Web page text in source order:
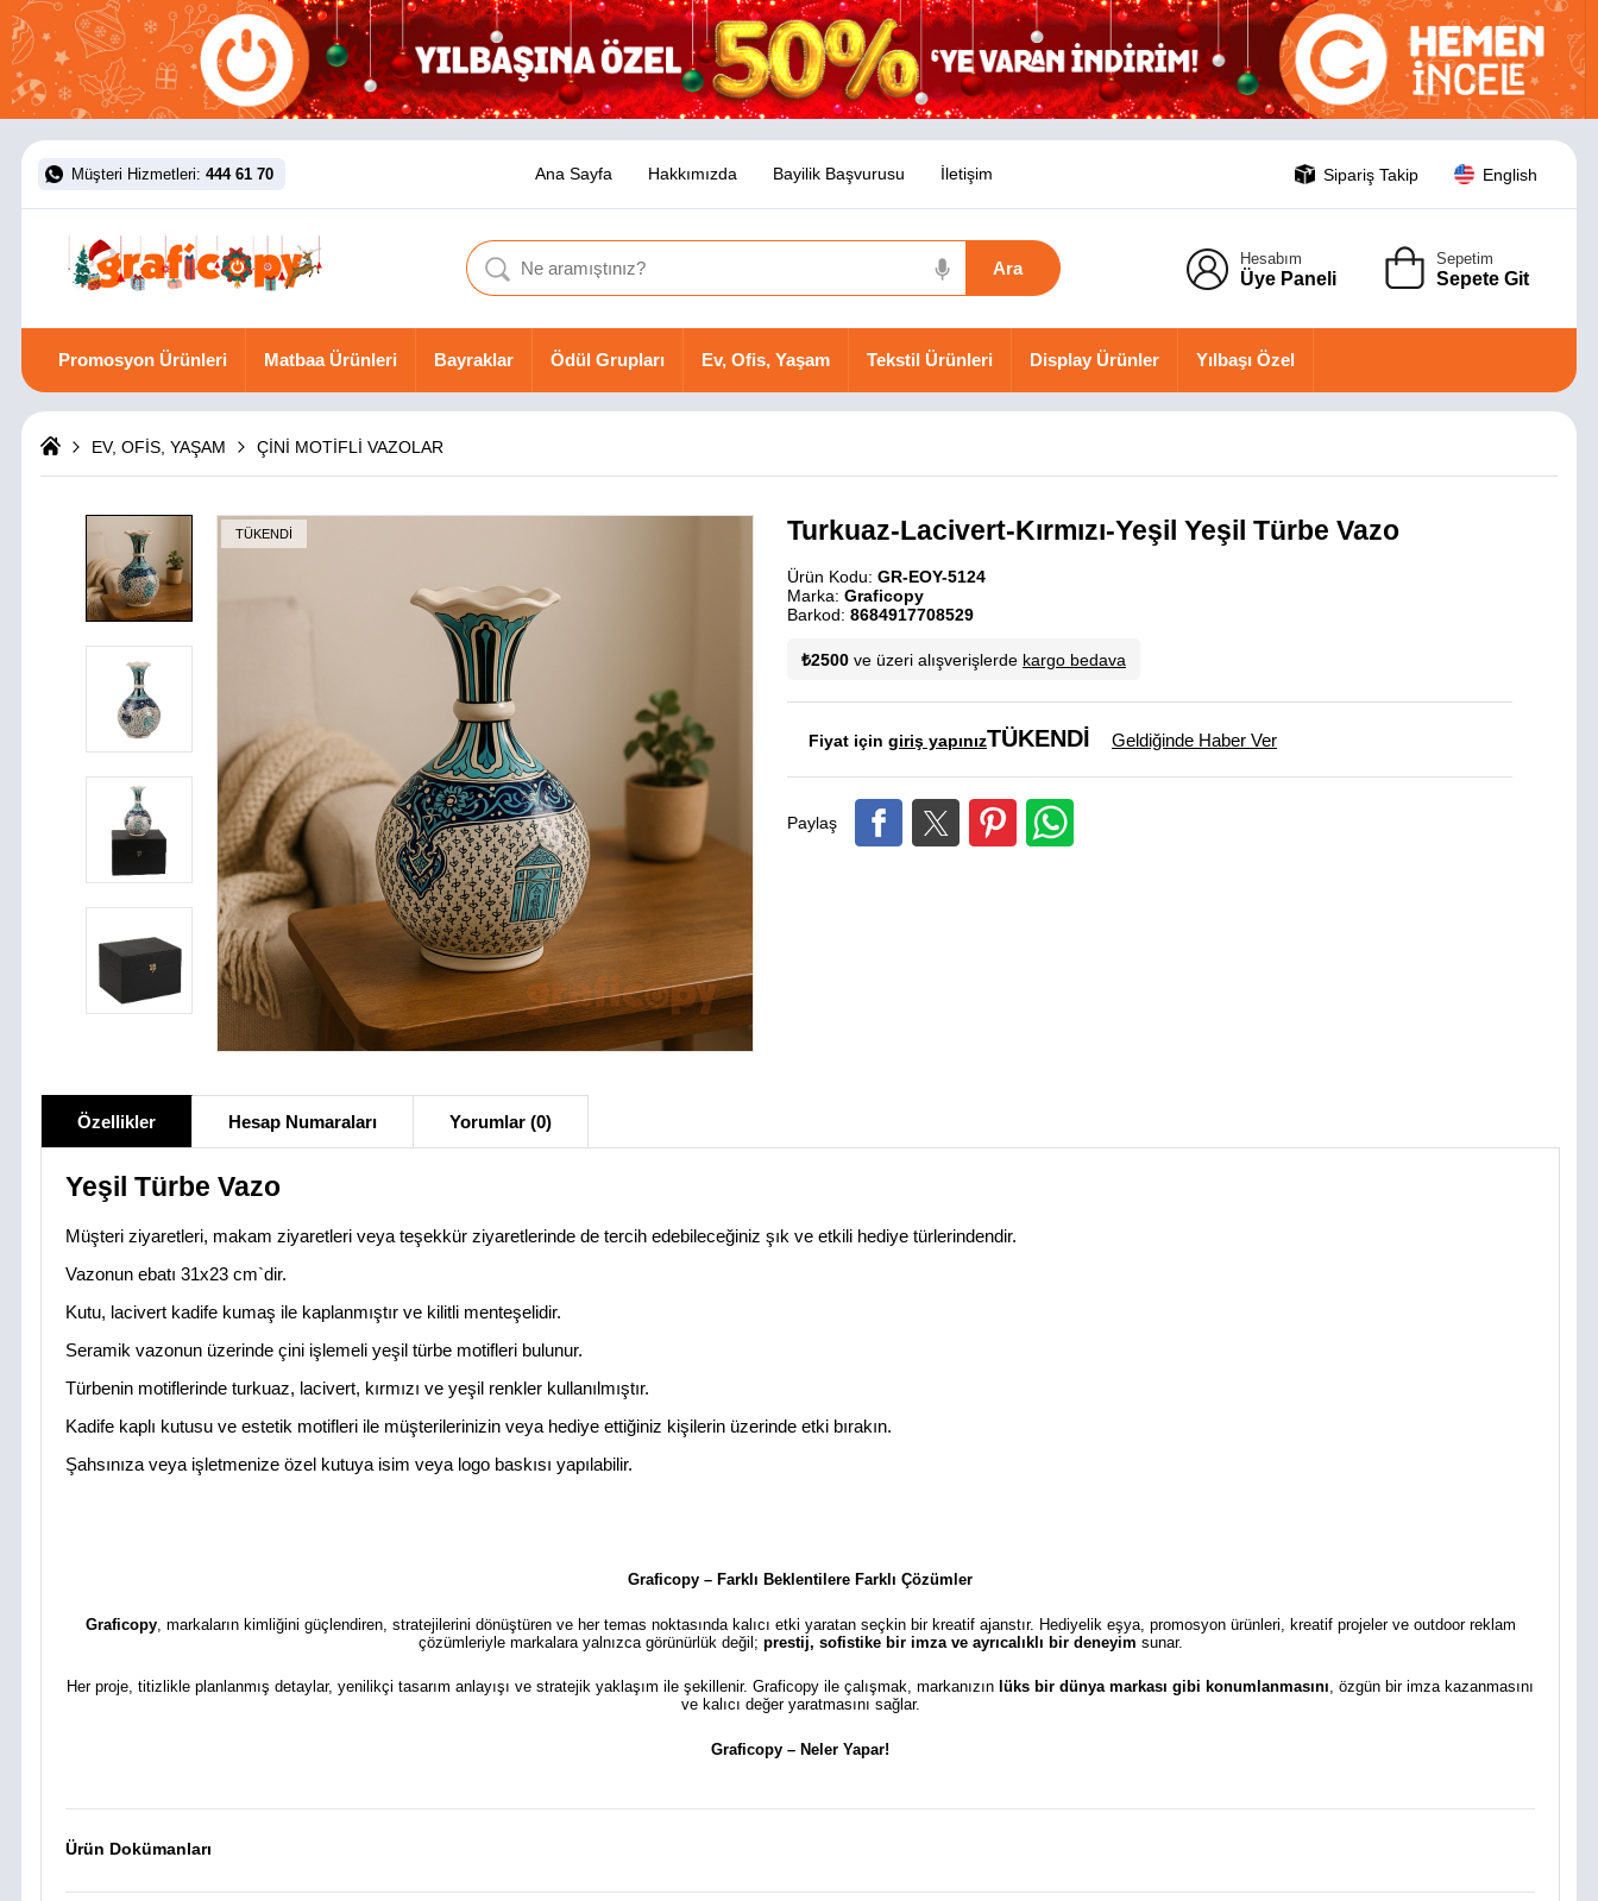
Müşteri Hizmetleri: 444 61 70 Ana Sayfa Hakkımızda Bayilik Başvurusu İletişim Sipariş Takip English
Hesabım
Üye Paneli
Sepetim
Sepete Git
Promosyon Ürünleri Matbaa Ürünleri Bayraklar Ödül Grupları Ev, Ofis, Yaşam Tekstil Ürünleri Display Ürünler Yılbaşı Özel
EV, OFİS, YAŞAM ÇİNİ MOTİFLİ VAZOLAR
TÜKENDİ Turkuaz-Lacivert-Kırmızı-Yeşil Yeşil Türbe Vazo
Ürün Kodu: GR-EOY-5124
Marka: Graficopy
Barkod: 8684917708529
₺2500 ve üzeri alışverişlerde kargo bedava
Fiyat için giriş yapınızTÜKENDİ Geldiğinde Haber Ver
Paylaş
Özellikler Hesap Numaraları Yorumlar (0)
Yeşil Türbe Vazo
Müşteri ziyaretleri, makam ziyaretleri veya teşekkür ziyaretlerinde de tercih edebileceğiniz şık ve etkili hediye türlerindendir.
Vazonun ebatı 31x23 cm`dir.
Kutu, lacivert kadife kumaş ile kaplanmıştır ve kilitli menteşelidir.
Seramik vazonun üzerinde çini işlemeli yeşil türbe motifleri bulunur.
Türbenin motiflerinde turkuaz, lacivert, kırmızı ve yeşil renkler kullanılmıştır.
Kadife kaplı kutusu ve estetik motifleri ile müşterilerinizin veya hediye ettiğiniz kişilerin üzerinde etki bırakın.
Şahsınıza veya işletmenize özel kutuya isim veya logo baskısı yapılabilir.
Graficopy – Farklı Beklentilere Farklı Çözümler
Graficopy, markaların kimliğini güçlendiren, stratejilerini dönüştüren ve her temas noktasında kalıcı etki yaratan seçkin bir kreatif ajanstır. Hediyelik eşya, promosyon ürünleri, kreatif projeler ve outdoor reklam
çözümleriyle markalara yalnızca görünürlük değil; prestij, sofistike bir imza ve ayrıcalıklı bir deneyim sunar.
Her proje, titizlikle planlanmış detaylar, yenilikçi tasarım anlayışı ve stratejik yaklaşım ile şekillenir. Graficopy ile çalışmak, markanızın lüks bir dünya markası gibi konumlanmasını, özgün bir imza kazanmasını
ve kalıcı değer yaratmasını sağlar.
Graficopy – Neler Yapar!
Ürün Dokümanları